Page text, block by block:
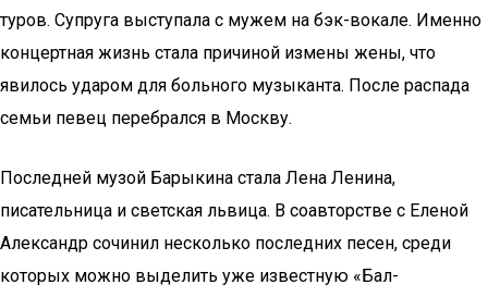
туров. Супруга выступала с мужем на бэк-вокале. Именно
концертная жизнь стала причиной измены жены, что
явилось ударом для больного музыканта. После распада
семьи певец перебрался в Москву.
Последней музой Барыкина стала Лена Ленина,
писательница и светская львица. В соавторстве с Еленой
Александр сочинил несколько последних песен, среди
которых можно выделить уже известную «Бал-